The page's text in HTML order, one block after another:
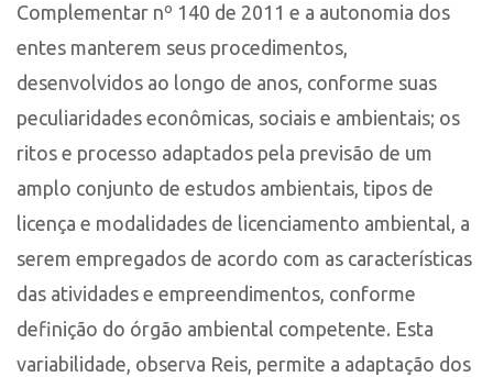
Complementar nº 140 de 2011 e a autonomia dos
entes manterem seus procedimentos,
desenvolvidos ao longo de anos, conforme suas
peculiaridades econômicas, sociais e ambientais; os
ritos e processo adaptados pela previsão de um
amplo conjunto de estudos ambientais, tipos de
licença e modalidades de licenciamento ambiental, a
serem empregados de acordo com as características
das atividades e empreendimentos, conforme
definição do órgão ambiental competente. Esta
variabilidade, observa Reis, permite a adaptação dos